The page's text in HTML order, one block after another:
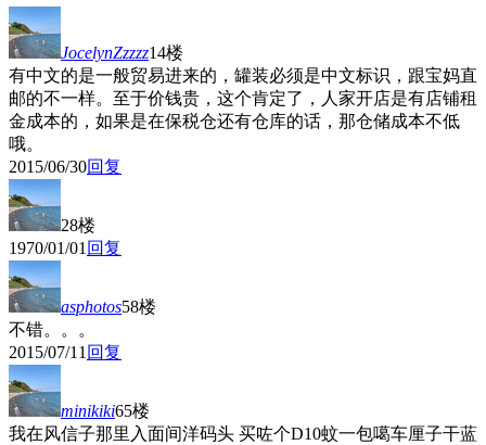
JocelynZzzzz14楼
有中文的是一般贸易进来的，罐装必须是中文标识，跟宝妈直
邮的不一样。至于价钱贵，这个肯定了，人家开店是有店铺租
金成本的，如果是在保税仓还有仓库的话，那仓储成本不低
哦。
2015/06/30回复
28楼
1970/01/01 回复
asphotos58楼
不错。。。
2015/07/11 回复
minikiki65楼
我在风信子那里入面间洋码头 买咗个D10蚊一包噶车厘子干蓝